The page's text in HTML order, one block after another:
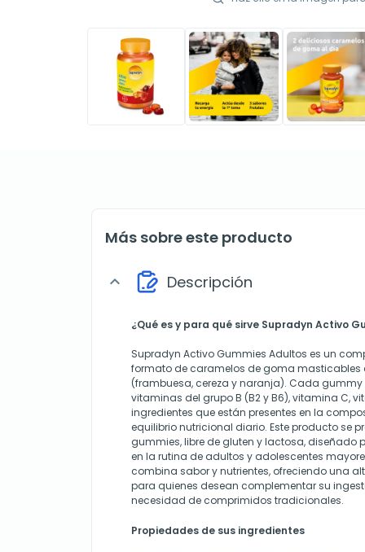
Más sobre este producto
expand_more Descripción
¿Qué es y para qué sirve Supradyn Activo
Supradyn Activo Gummies Adultos es un
formato de caramelos de goma masticables
(frambuesa, cereza y naranja). Cada
vitaminas del grupo B (B2 y B6), vitamina C,
ingredientes que están presentes en la
equilibrio nutricional diario. Este producto se
gummies, libre de gluten y lactosa, diseñado
en la rutina de adultos y adolescentes
combina sabor y nutrientes, ofreciendo una
para quienes desean complementar su
necesidad de comprimidos tradicionales.
Propiedades de sus ingredientes